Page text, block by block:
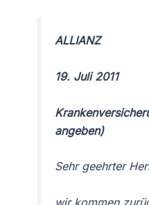
ALLIANZ
19. Juli 2011
angeben)
Sehr geehrter
wir kommen